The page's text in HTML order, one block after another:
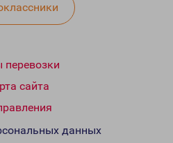
перевозки
сайта
данных